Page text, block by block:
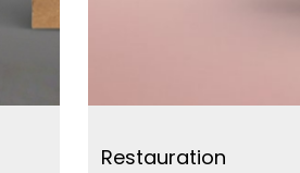
Restauration